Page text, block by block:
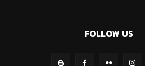
FOLLOW US